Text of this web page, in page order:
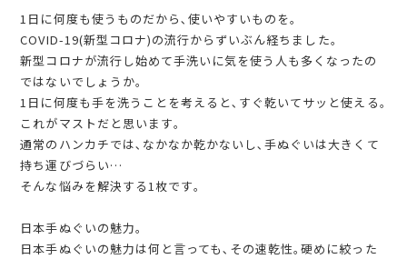
1日に何度も使うものだから､使いやすいものを｡
COVID-19(新型コロナ)の流行からずいぶん経ちました｡
新型コロナが流行し始めて手洗いに気を使う人も多くなったの
ではないでしょうか｡
1日に何度も手を洗うことを考えると､すぐ乾いてサッと使える｡
これがマストだと思います｡
通常のハンカチでは､なかなか乾かないし､手ぬぐいは大きくて
持ち運びづらい…
そんな悩みを解決する1枚です｡
日本手ぬぐいの魅力｡
日本手ぬぐいの魅力は何と言っても､その速乾性｡硬めに絞った